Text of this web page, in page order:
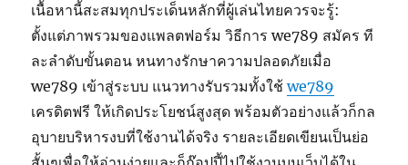
เนื้อหานี้สะสมทุกประเด็นหลักที่ผู้เล่นไทยควรจะรู้:
ตั้งแต่ภาพรวมของแพลตฟอร์ม วิธีการ we789 สมัคร ที
ละลำดับขั้นตอน หนทางรักษาความปลอดภัยเมื่อ
we789 เข้าสู่ระบบ แนวทางรับรวมทั้งใช้we789
เครดิตฟรี ให้เกิดประโยชน์สูงสุด พร้อมตัวอย่างแล้วก็กล
อุบายบริหารงบที่ใช้งานได้จริง รายละเอียดเขียนเป็นย่อ